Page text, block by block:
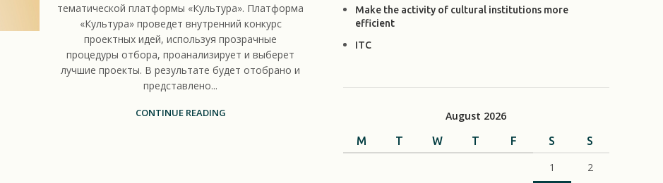
тематической платформы «Культура». Платформа
«Культура» проведет внутренний конкурс
проектных идей, используя прозрачные
процедуры отбора, проанализирует и выберет
лучшие проекты. В результате будет отобрано и
представлено...
CONTINUE READING
Make the activity of cultural institutions more
efficient
ITC
August 2026
M T W T F S S
1 2